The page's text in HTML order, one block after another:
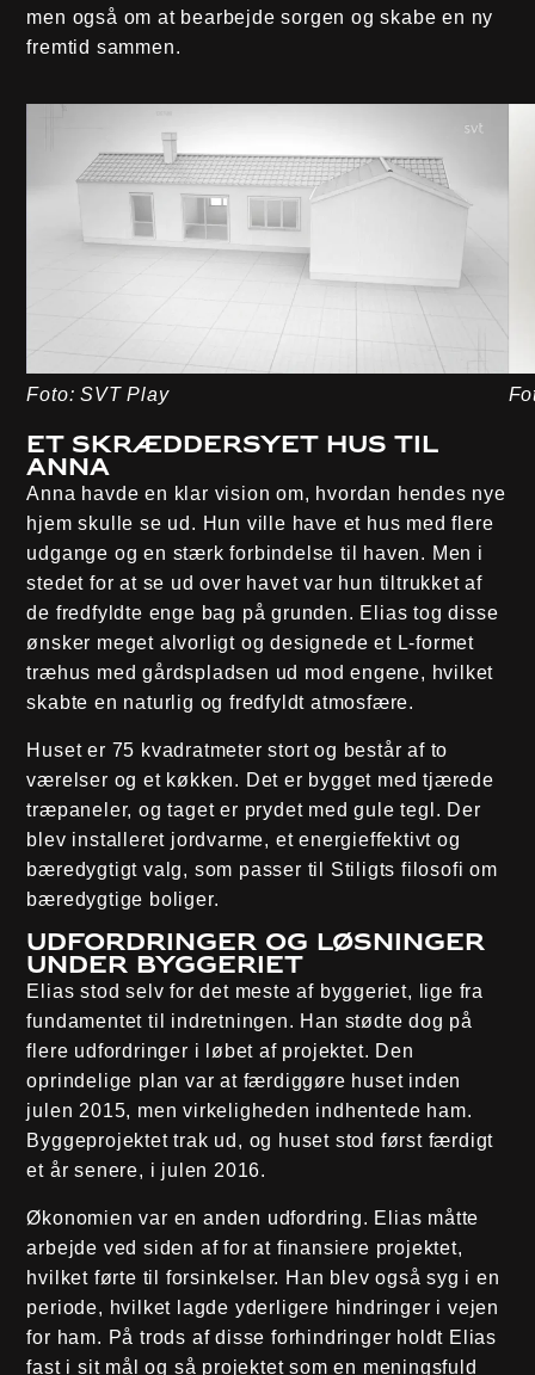
men også om at bearbejde sorgen og skabe en ny
fremtid sammen.
Foto: SVT Play
Et skræddersyet hus til
Anna
Anna havde en klar vision om, hvordan hendes nye
hjem skulle se ud. Hun ville have et hus med flere
udgange og en stærk forbindelse til haven. Men i
stedet for at se ud over havet var hun tiltrukket af
de fredfyldte enge bag på grunden. Elias tog disse
ønsker meget alvorligt og designede et L-formet
træhus med gårdspladsen ud mod engene, hvilket
skabte en naturlig og fredfyldt atmosfære.
Huset er 75 kvadratmeter stort og består af to
værelser og et køkken. Det er bygget med tjærede
træpaneler, og taget er prydet med gule tegl. Der
blev installeret jordvarme, et energieffektivt og
bæredygtigt valg, som passer til Stiligts filosofi om
bæredygtige boliger.
Udfordringer og løsninger
under byggeriet
Elias stod selv for det meste af byggeriet, lige fra
fundamentet til indretningen. Han stødte dog på
flere udfordringer i løbet af projektet. Den
oprindelige plan var at færdiggøre huset inden
julen 2015, men virkeligheden indhentede ham.
Byggeprojektet trak ud, og huset stod først færdigt
et år senere, i julen 2016.
Økonomien var en anden udfordring. Elias måtte
arbejde ved siden af for at finansiere projektet,
hvilket førte til forsinkelser. Han blev også syg i en
periode, hvilket lagde yderligere hindringer i vejen
for ham. På trods af disse forhindringer holdt Elias
fast i sit mål og så projektet som en meningsfuld